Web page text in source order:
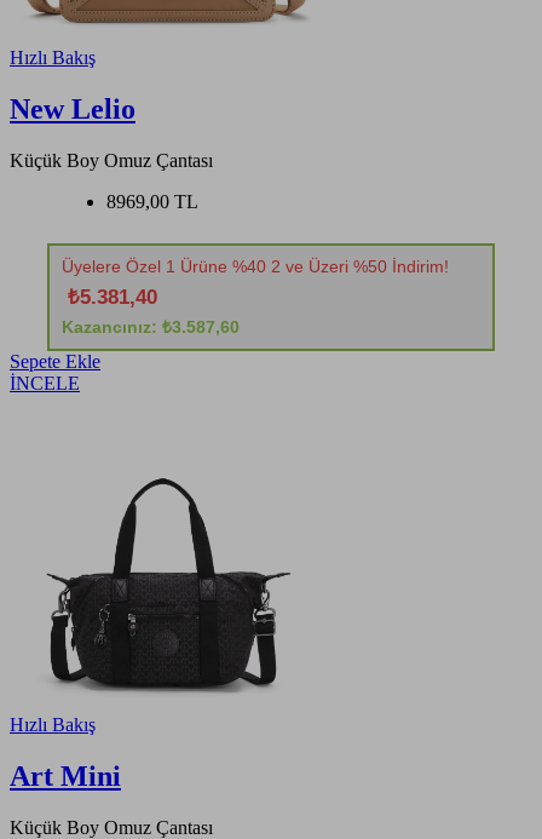
Hızlı Bakış
New Lelio
Küçük Boy Omuz Çantası
8969,00 TL
Üyelere Özel 1 Ürüne %40 2 ve Üzeri %50 İndirim!
₺5.381,40
Kazancınız: ₺3.587,60
Sepete Ekle
İNCELE
Hızlı Bakış
Art Mini
Küçük Boy Omuz Çantası